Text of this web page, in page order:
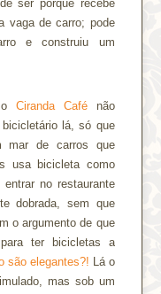
ser porque recebe
vaga de carro; pode
e construiu um
Ciranda Cafénão
lá, só que
mar de carros que
usa bicicleta como
no restaurante
dobrada, sem que
o argumento de que
ter bicicletas a
são elegantes?! Lá o
mas sob um